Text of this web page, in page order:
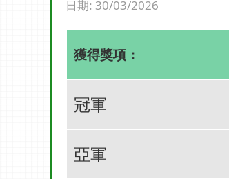
日期: 30/03/2026
獲得獎項：
冠軍
亞軍